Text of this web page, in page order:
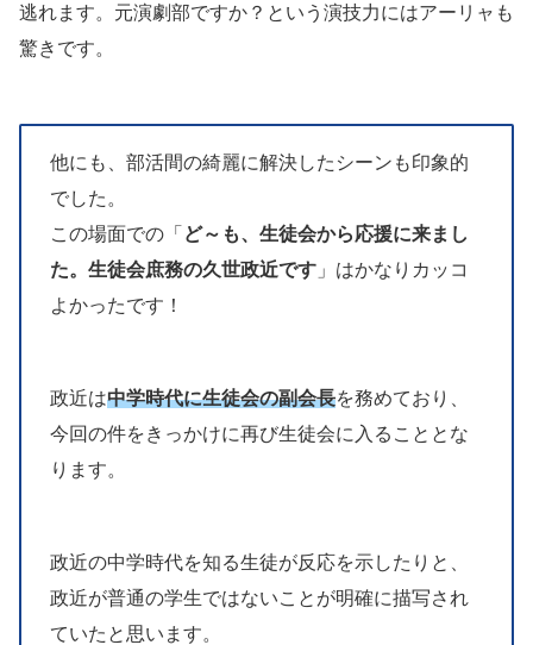
逃れます。元演劇部ですか？という演技力にはアーリャも
驚きです。
他にも、部活間の綺麗に解決したシーンも印象的
でした。
この場面での「 ど～も、生徒会から応援に来まし
た。生徒会庶務の久世政近です 」はかなりカッコ
よかったです！
政近は中学時代に生徒会の副会長を務めており、
今回の件をきっかけに再び生徒会に入ることとな
ります。
政近の中学時代を知る生徒が反応を示したりと、
政近が普通の学生ではないことが明確に描写され
ていたと思います。